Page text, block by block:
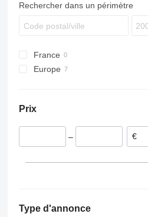
Rechercher dans un périmètre
France
Europe
Belgique
Autriche
Prix
–
Type d'annonce